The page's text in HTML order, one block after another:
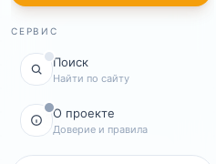
СЕРВИС
Поиск
Найти по сайту
О проекте
Доверие и правила